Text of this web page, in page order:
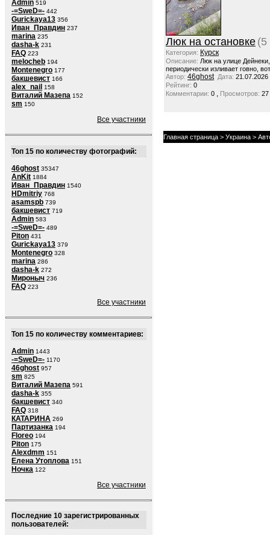
Admin 519
-=SweD=- 442
Gurickaya13 356
Иван_Правдин 237
marina 235
dasha-k 231
FAQ 223
melocheb 194
Montenegro 177
бакшевист 166
alex_nail 158
Виталий Мазепа 152
sm 150
Все участники
Топ 15 по количеству фотографий:
46ghost 35347
AnKit 1884
Иван_Правдин 1540
HDmitriy 768
asamspb 739
бакшевист 719
Admin 583
-=SweD=- 489
Piton 431
Gurickaya13 379
Montenegro 328
marina 286
dasha-k 272
Мироныч 236
FAQ 223
Все участники
Топ 15 по количеству комментариев:
Admin 1443
-=SweD=- 1170
46ghost 957
sm 825
Виталий Мазепа 591
dasha-k 355
бакшевист 340
FAQ 318
КАТАРИНА 269
Партизанка 194
Floreo 194
Piton 175
Alexdmm 151
Елена Утоплова 151
Ночка 122
Все участники
Последние 10 зарегистрированных
пользователей:
Люк на остановке (5
Категория: Курск
Описание: Люк на улице
периодически изливает говно,
Автор: 46ghost Дата: 21.07.2026
Рейтинг: 0
Комментарии: 0 , Просмотров: 27
Главная страница > Украина >